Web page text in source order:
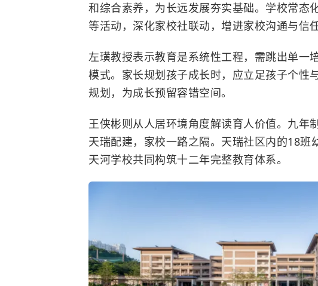
和综合素养，为长远发展夯实基础。学校常态
等活动，深化家校社联动，增进家校沟通与信任
左璜教授表示教育是系统性工程，需跳出单一
模式。家长规划孩子成长时，应立足孩子个性
规划，为成长预留容错空间。
王侠彬则从人居环境角度解读育人价值。九年
天瑞配建，家校一路之隔。天瑞社区内的18班
天河学校共同构筑十二年完整教育体系。